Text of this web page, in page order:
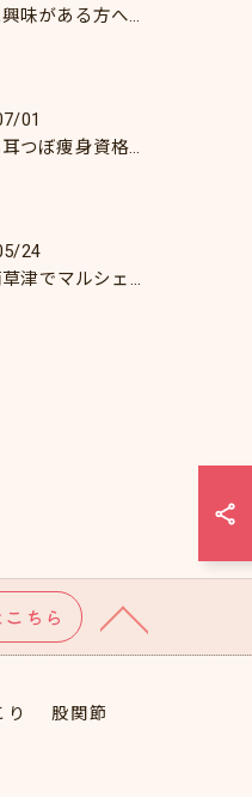
整体師に興味がある方へ♪
01
あなたも耳つぼ痩身資格取得できます！
24
6/13㈯南草津でマルシェします♪
ちら
り 股関節